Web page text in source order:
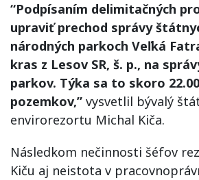
“Podpísaním delimitačných
upraviť prechod správy
národných parkoch Veľká
kras z Lesov SR, š. p., na
parkov. Týka sa to skoro
pozemkov,” vysvetlil bývalý
envirorezortu Michal Kiča.
Následkom nečinnosti šéfov
Kiču aj neistota v